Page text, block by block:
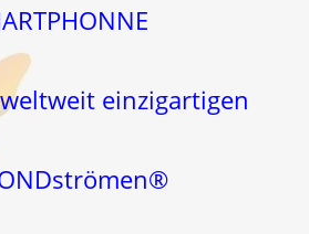
einzigartigen